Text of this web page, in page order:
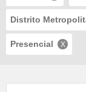
Distrito
Presencial